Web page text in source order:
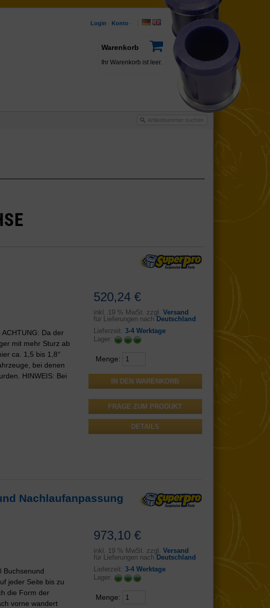
Login Konto
Warenkorb
Ihr Warenkorb ist leer.
520,24 €
inkl. 19 % MwSt. zzgl. Versand
für Lieferungen nachDeutschland
Lieferzeit: 3-4 Werktage
Lager:
Menge:
FRAGE ZUM PRODUKT
DETAILS
Da der
mit mehr Sturz ab
ca. 1,5 bis 1,8°
bei denen
HINWEIS: Bei
Nachlaufanpassung
973,10 €
inkl. 19 % MwSt. zzgl. Versand
für Lieferungen nachDeutschland
Lieferzeit: 3-4 Werktage
Lager:
Menge:
Buchsenund
jeder Seite bis zu
die Form der
vorne wandert